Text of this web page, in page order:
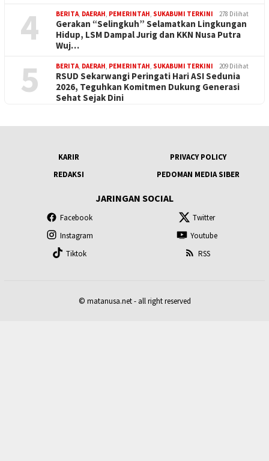
4 BERITA, DAERAH, PEMERINTAH, SUKABUMI TERKINI 278 Dilihat
Gerakan “Selingkuh” Selamatkan Lingkungan
Hidup, LSM Dampal Jurig dan KKN Nusa Putra
Wuj…
5 BERITA, DAERAH, PEMERINTAH, SUKABUMI TERKINI 209 Dilihat
RSUD Sekarwangi Peringati Hari ASI Sedunia
2026, Teguhkan Komitmen Dukung Generasi
Sehat Sejak Dini
KARIR
PRIVACY POLICY
REDAKSI
PEDOMAN MEDIA SIBER
JARINGAN SOCIAL
Facebook
Twitter
Instagram
Youtube
Tiktok
RSS
© matanusa.net - all right reserved